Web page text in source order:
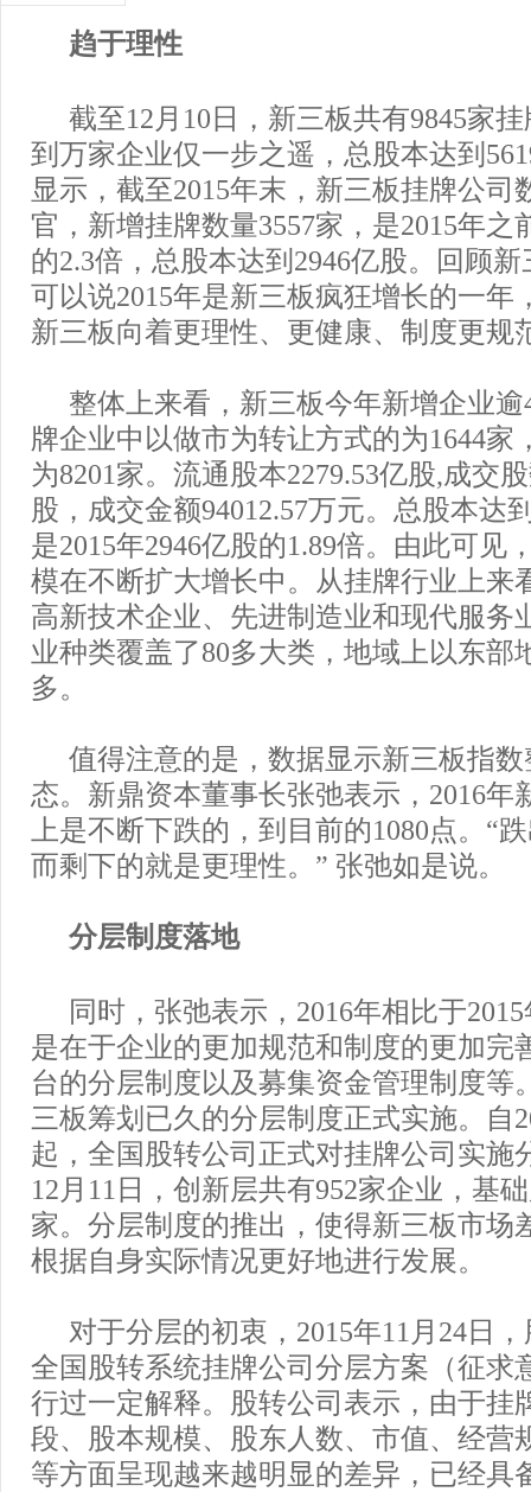
趋于理性
截至12月10日，新三板共有9845家
到万家企业仅一步之遥，总股本达到
显示，截至2015年末，新三板挂牌公司
官，新增挂牌数量3557家，是2015年之
的2.3倍，总股本达到2946亿股。回顾
可以说2015年是新三板疯狂增长的一年
新三板向着更理性、更健康、制度更规
整体上来看，新三板今年新增企业逾
牌企业中以做市为转让方式的为1644家
为8201家。流通股本2279.53亿股,成交
股，成交金额94012.57万元。总股本达
是2015年2946亿股的1.89倍。由此可见
模在不断扩大增长中。从挂牌行业上来
高新技术企业、先进制造业和现代服务
业种类覆盖了80多大类，地域上以东部
多。
值得注意的是，数据显示新三板指
态。新鼎资本董事长张弛表示，2016年
上是不断下跌的，到目前的1080点。“
而剩下的就是更理性。” 张弛如是说。
分层制度落地
同时，张弛表示，2016年相比于
是在于企业的更加规范和制度的更加完
台的分层制度以及募集资金管理制度等
三板筹划已久的分层制度正式实施。自
起，全国股转公司正式对挂牌公司实施
12月11日，创新层共有952家企业，基
家。分层制度的推出，使得新三板市场
根据自身实际情况更好地进行发展。
对于分层的初衷，2015年11月24日
全国股转系统挂牌公司分层方案（征求
行过一定解释。股转公司表示，由于挂
段、股本规模、股东人数、市值、经营
等方面呈现越来越明显的差异，已经具